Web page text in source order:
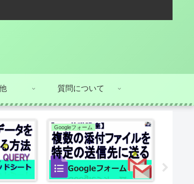
質問について
Googleフォーム